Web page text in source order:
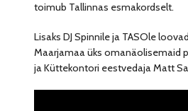
toimub Tallinnas esmakordselt.
Lisaks DJ Spinnile ja TASOle
Maarjamaa üks omanäolisemaid
ja Küttekontori eestvedaja Matt